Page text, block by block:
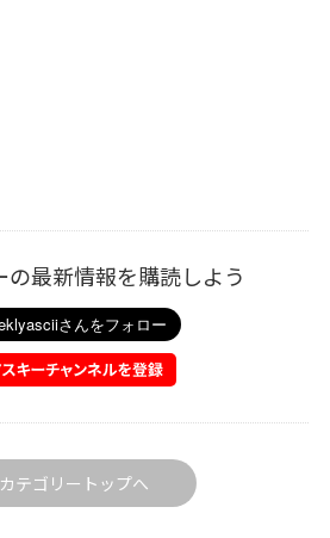
の最新情報を購読しよう
カテゴリートップへ